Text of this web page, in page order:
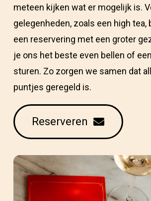
meteen kijken wat er mogelijk is.
gelegenheden, zoals een high tea,
een reservering met een groter
je ons het beste even bellen of
sturen. Zo zorgen we samen dat
puntjes geregeld is.
Reserveren